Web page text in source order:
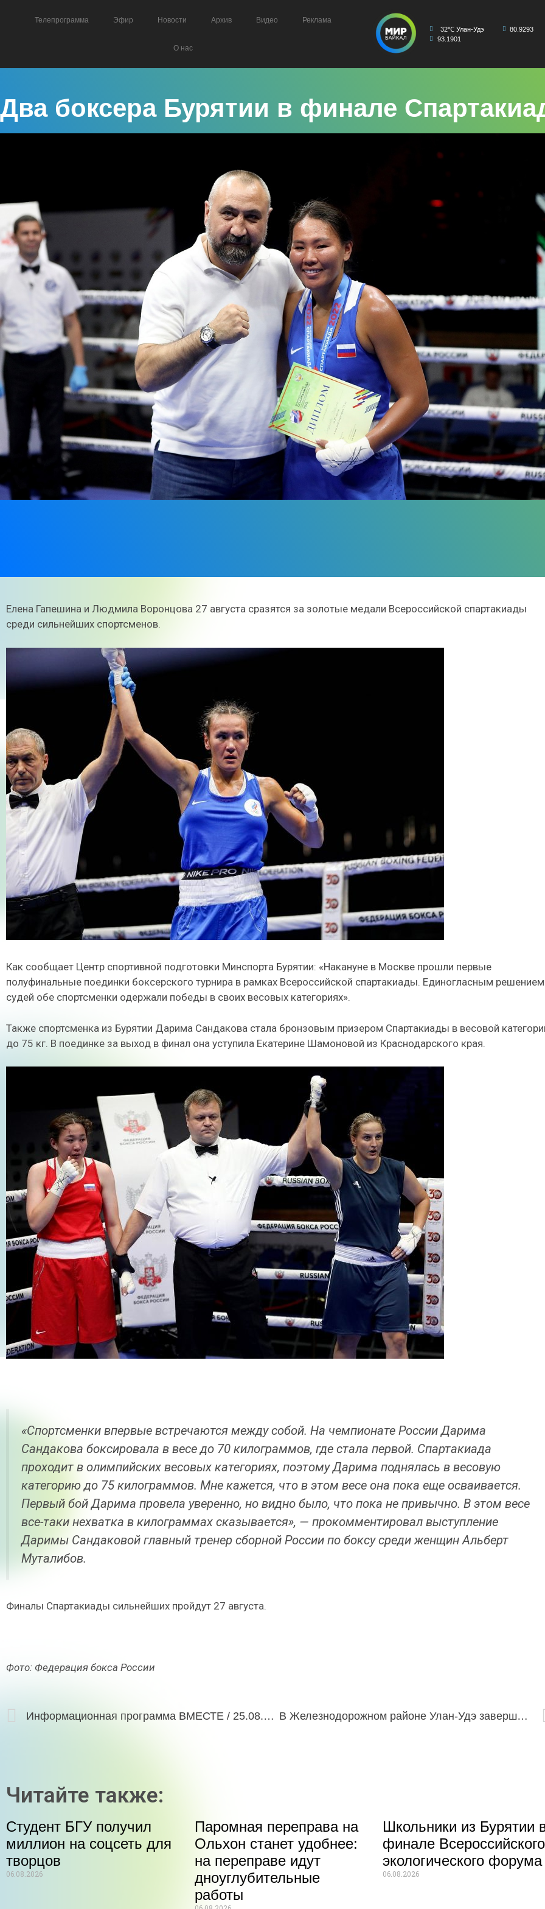
Телепрограмма Эфир Новости Архив Видео Реклама
О нас
32℃ Улан-Удэ
80.9293
93.1901
Два боксера Бурятии в финале
Елена Гапешина и Людмила Воронцова 27 августа сразятся за золотые медали Всероссийской спартакиады
среди сильнейших спортсменов.
Как сообщает Центр спортивной подготовки Минспорта Бурятии: «Накануне в Москве прошли первые
полуфинальные поединки боксерского турнира в рамках Всероссийской спартакиады. Единогласным решением
судей обе спортсменки одержали победы в своих весовых категориях».
Также спортсменка из Бурятии Дарима Сандакова стала бронзовым призером Спартакиады в весовой
до 75 кг. В поединке за выход в финал она уступила Екатерине Шамоновой из Краснодарского края.
«Спортсменки впервые встречаются между собой. На чемпионате России Дарима
Сандакова боксировала в весе до 70 килограммов, где стала первой. Спартакиада
проходит в олимпийских весовых категориях, поэтому Дарима поднялась в весовую
категорию до 75 килограммов. Мне кажется, что в этом весе она пока еще осваивается.
Первый бой Дарима провела уверенно, но видно было, что пока не привычно. В этом весе
все-таки нехватка в килограммах сказывается», — прокомментировал выступление
Даримы Сандаковой главный тренер сборной России по боксу среди женщин Альберт
Муталибов.
Финалы Спартакиады сильнейших пройдут 27 августа.
Фото: Федерация бокса России
Информационная программа ВМЕСТЕ / 25.08.2022 В Железнодорожном районе Улан-Удэ завершились работы на крупном водоводе
Читайте также:
Студент БГУ получил
миллион на соцсеть для
творцов
06.08.2026
Паромная переправа на
Ольхон станет удобнее:
на переправе идут
дноуглубительные
работы
Школьники из Бурятии
финале Всероссийского
экологического форума
06.08.2026